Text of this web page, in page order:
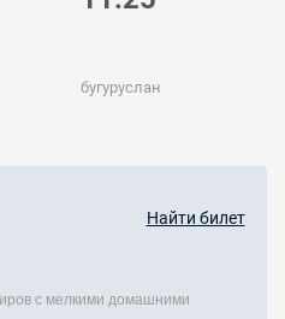
бугуруслан
Найти билет
с мелкими домашними